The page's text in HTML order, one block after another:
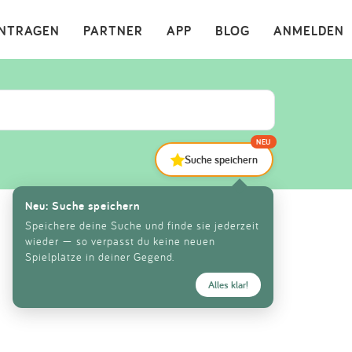
ANMELDEN
BLOG
APP
PARTNER ×
Suche speichern
NEU
Neu: Suche speichern
Speichere deine Suche und finde sie jederzeit
wieder — so verpasst du keine neuen
Spielplätze in deiner Gegend.
Alles klar!